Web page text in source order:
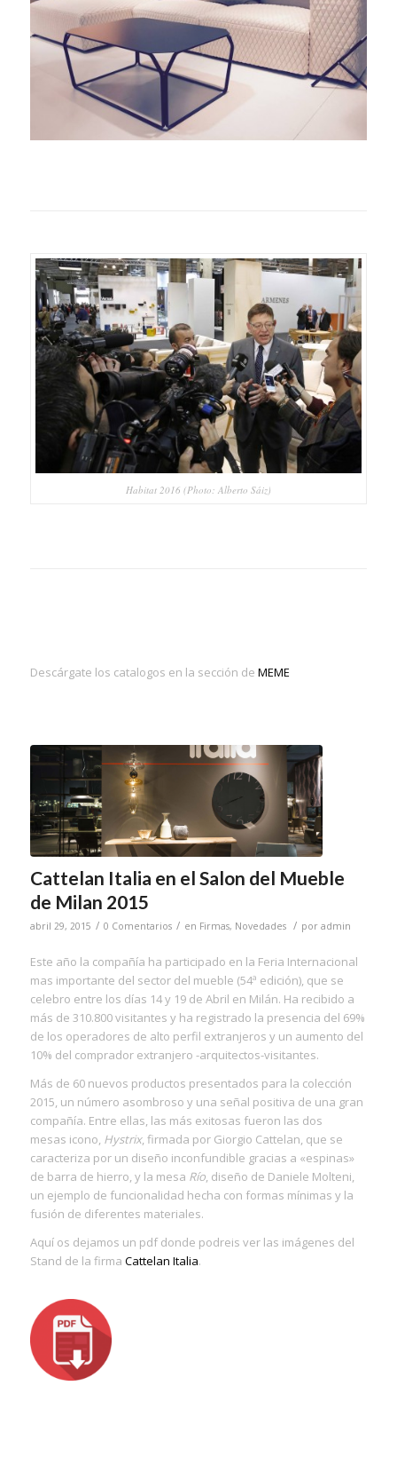
Habitat 2016 (Photo: Alberto Sáiz)
Descárgate los catalogos en la sección de MEME
Cattelan Italia en el Salon del Mueble
de Milan 2015
abril 29, 2015 / 0 Comentarios / en Firmas, Novedades / por admin
Este año la compañía ha participado en la Feria Internacional
mas importante del sector del mueble (54ª edición), que se
celebro entre los días 14 y 19 de Abril en Milán. Ha recibido a
más de 310.800 visitantes y ha registrado la presencia del 69%
de los operadores de alto perfil extranjeros y un aumento del
10% del comprador extranjero -arquitectos-visitantes.
Más de 60 nuevos productos presentados para la colección
2015, un número asombroso y una señal positiva de una gran
compañía. Entre ellas, las más exitosas fueron las dos
mesas icono, Hystrix, firmada por Giorgio Cattelan, que se
caracteriza por un diseño inconfundible gracias a «espinas»
de barra de hierro, y la mesa Río, diseño de Daniele Molteni,
un ejemplo de funcionalidad hecha con formas mínimas y la
fusión de diferentes materiales.
Aquí os dejamos un pdf donde podreis ver las imágenes del
Stand de la firma Cattelan Italia.